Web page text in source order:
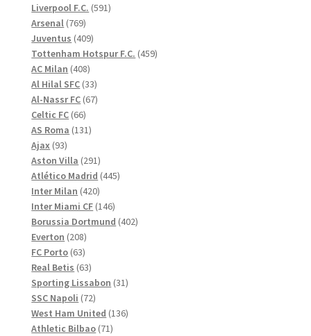
Liverpool F.C. 591591
Arsenal 769769
produkter
Juventus 409409
produkter
Tottenham Hotspur F.C. 459459
AC Milan 408408
produkter
Al Hilal SFC 3333
produkter
Al-Nassr FC 6767
Celtic FC 6666
produkter
AS Roma 131131
Ajax 9393
produkter
Aston Villa 291291
produkter
Atlético Madrid 445445
Inter Milan 420420
produkter
Inter Miami CF 146146
produkter
Borussia Dortmund 402402
Everton 208208
produkter
FC Porto 6363
produkter
Real Betis 6363
produkter
Sporting Lissabon 3131
SSC Napoli 7272
produkter
West Ham United 136136
Athletic Bilbao 7171